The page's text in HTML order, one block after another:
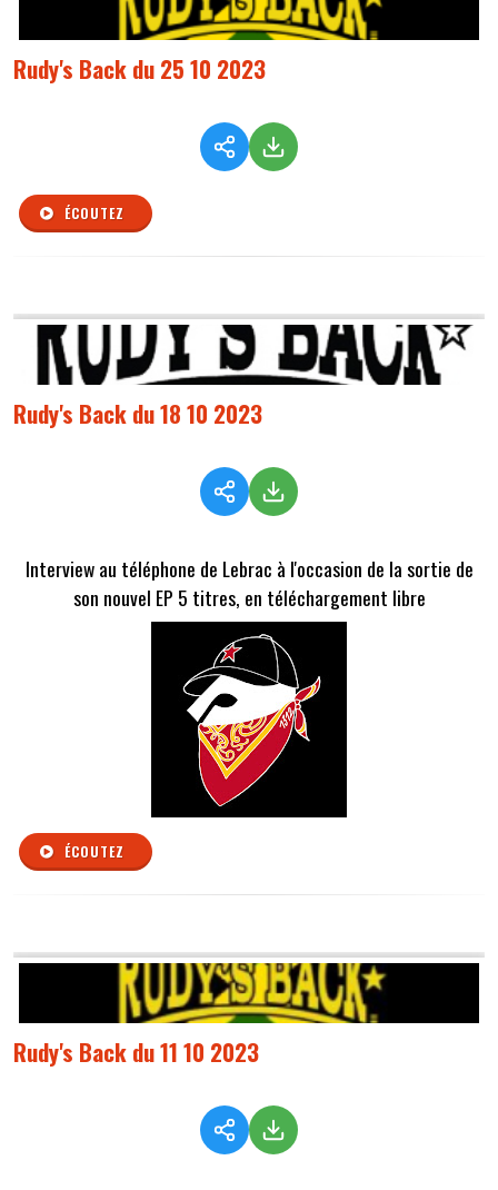
Rudy's Back du 25 10 2023
ÉCOUTEZ
Rudy's Back du 18 10 2023
Interview au téléphone de Lebrac à l'occasion de la sortie de
son nouvel EP 5 titres, en téléchargement libre
ÉCOUTEZ
Rudy's Back du 11 10 2023